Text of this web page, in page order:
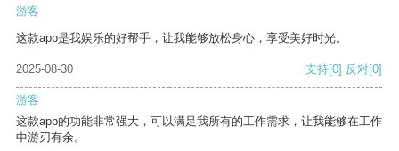
游客
这款app是我娱乐的好帮手，让我能够放松身心，享受美好时光。
2025-08-30 支持[0] 反对[0]
游客
这款app的功能非常强大，可以满足我所有的工作需求，让我能够在工作
中游刃有余。